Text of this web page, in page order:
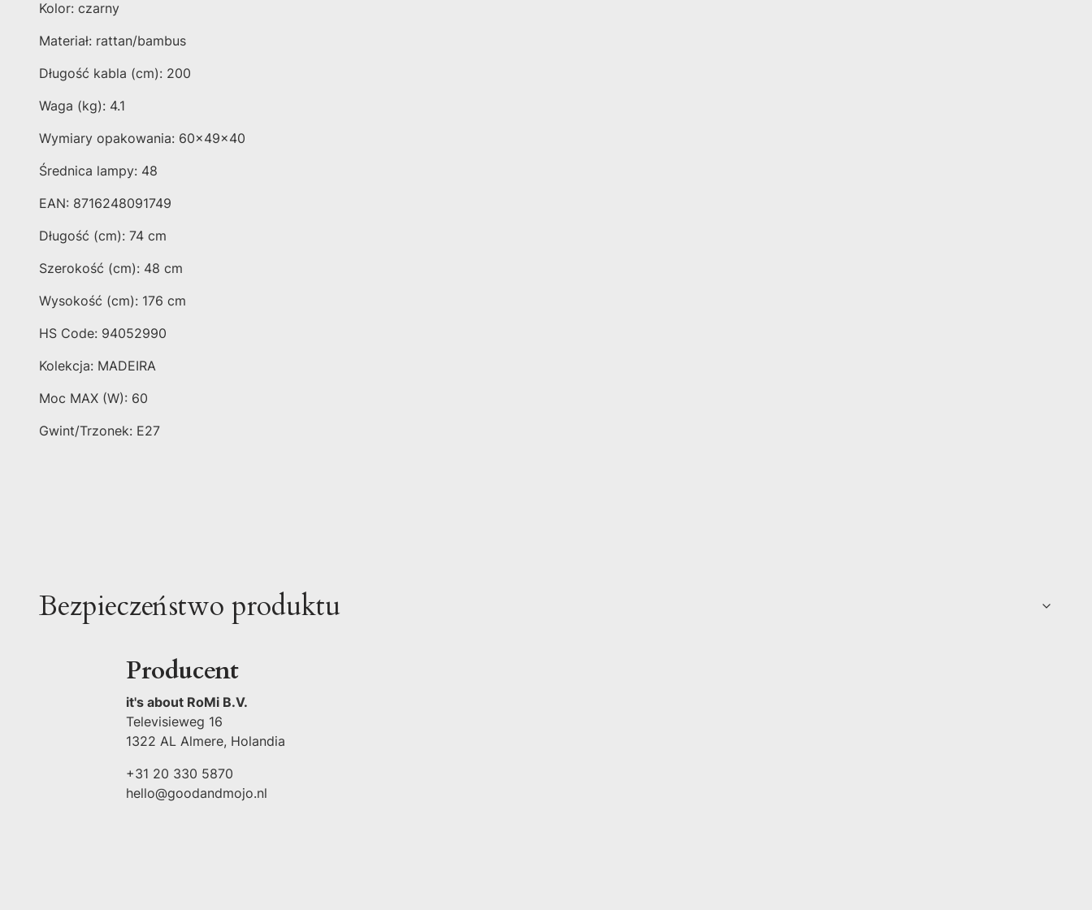
Kolor: czarny
Materiał: rattan/bambus
Długość kabla (cm): 200
Waga (kg): 4.1
Wymiary opakowania: 60x49x40
Średnica lampy: 48
EAN: 8716248091749
Długość (cm): 74 cm
Szerokość (cm): 48 cm
Wysokość (cm): 176 cm
HS Code: 94052990
Kolekcja: MADEIRA
Moc MAX (W): 60
Gwint/Trzonek: E27
Bezpieczeństwo produktu
Producent
it's about RoMi B.V.
Televisieweg 16
1322 AL Almere, Holandia
+31 20 330 5870
hello@goodandmojo.nl